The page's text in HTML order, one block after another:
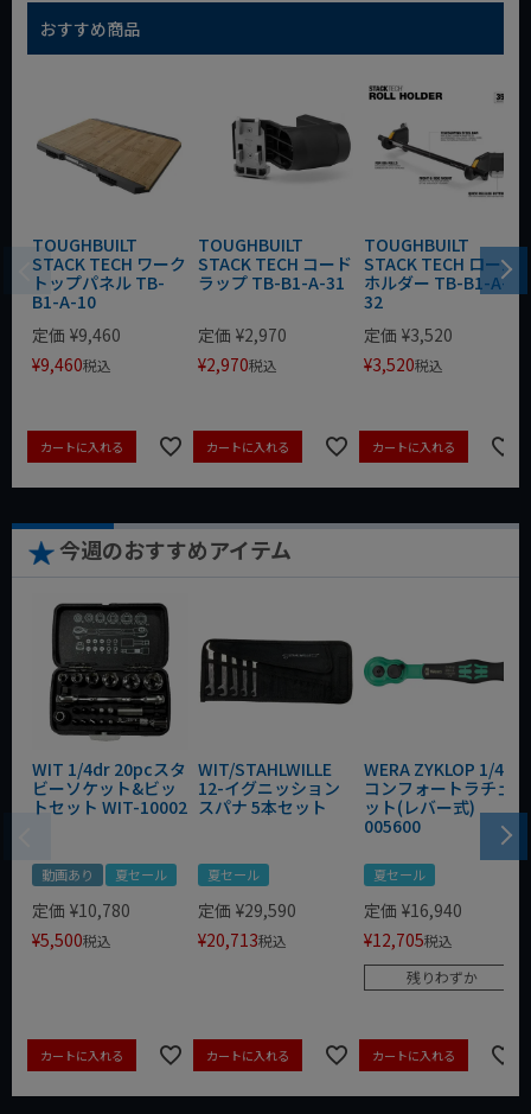
おすすめ商品
TOUGHBUILT
STACK TECH ワーク
トップパネル TB-
B1-A-10
定価 ¥9,460
¥9,460税込
カートに入れる
TOUGHBUILT
STACK TECH コード
ラップ TB-B1-A-31
定価 ¥2,970
¥2,970税込
カートに入れる
TOUGHBUILT
STACK TECH ロール
ホルダー TB-B1-A-
32
定価 ¥3,520
¥3,520税込
カートに入れる
今週のおすすめアイテム
WIT 1/4dr 20pcスタ
ビーソケット&ビッ
トセット WIT-10002
動画あり 夏セール
定価 ¥10,780
¥5,500税込
カートに入れる
WIT/STAHLWILLE
12-イグニッション
スパナ 5本セット
夏セール
定価 ¥29,590
¥20,713税込
カートに入れる
WERA ZYKLOP 1/4"
コンフォートラチェ
ット(レバー式)
005600
夏セール
定価 ¥16,940
¥12,705税込
残りわずか
カートに入れる